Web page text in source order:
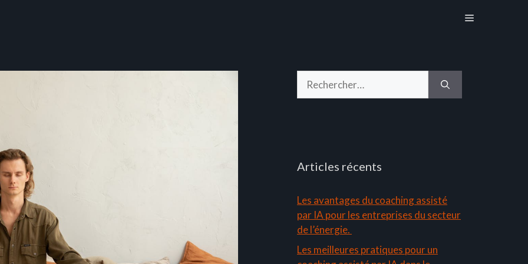
Menu
Articles récents
Les avantages du coaching assisté
par IA pour les entreprises du secteur
de l’énergie.
Les meilleures pratiques pour un